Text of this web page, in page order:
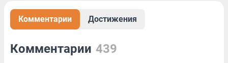
Комментарии Достижения
Комментарии 439